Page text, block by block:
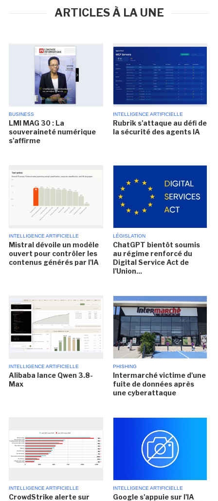
ARTICLES À LA UNE
BUSINESS
LMI MAG 30 : La
souveraineté numérique
s'affirme
INTELLIGENCE ARTIFICIELLE
Rubrik s'attaque au défi de
la sécurité des agents IA
INTELLIGENCE ARTIFICIELLE
Mistral dévoile un modèle
ouvert pour contrôler les
contenus générés par l'IA
LÉGISLATION
ChatGPT bientôt soumis
au régime renforcé du
Digital Service Act de
l'Union...
INTELLIGENCE ARTIFICIELLE
Alibaba lance Qwen 3.8-
Max
PHISHING
Intermarché victime d'une
fuite de données après
une cyberattaque
INTELLIGENCE ARTIFICIELLE
CrowdStrike alerte sur
INTELLIGENCE ARTIFICIELLE
Google s'appuie sur l'IA